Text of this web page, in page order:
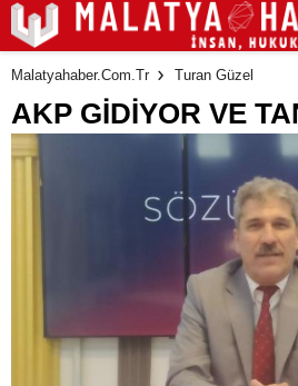
Malatyahaber.com.tr Turan Güzel
AKP GİDİYOR VE